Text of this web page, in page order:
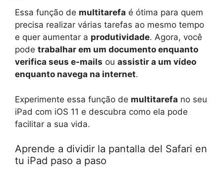
Essa função de multitarefa é ótima para quem
precisa realizar várias tarefas ao mesmo tempo
e quer aumentar a produtividade. Agora, você
pode trabalhar em um documento enquanto
verifica seus e-mails ou assistir a um vídeo
enquanto navega na internet.
Experimente essa função de multitarefa no seu
iPad com iOS 11 e descubra como ela pode
facilitar a sua vida.
Aprende a dividir la pantalla del Safari en
tu iPad paso a paso